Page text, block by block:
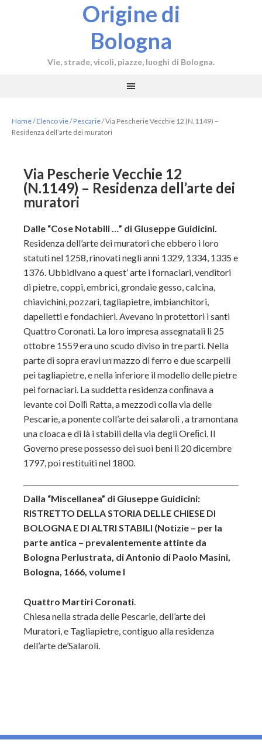
Origine di
Bologna
Vie, strade, vicoli, piazze, luoghi di Bologna.
Home/Elenco vie/Pescarie/Via Pescherie Vecchie 12 (N.1149) –
Residenza dell’arte dei muratori
Via Pescherie Vecchie 12
(N.1149) – Residenza dell’arte dei
muratori
Dalle “Cose Notabili …” di Giuseppe Guidicini.
Residenza dell’arte dei muratori che ebbero i loro
statuti nel 1258, rinovati negli anni 1329, 1334, 1335 e
1376. Ubbidlvano a quest’ arte i fornaciari, venditori
di pietre, coppi, embrici, grondaie gesso, calcina,
chiavichini, pozzari, tagliapietre, imbianchitori,
dapelletti e fondachieri. Avevano in protettori i santi
Quattro Coronati. La loro impresa assegnatali li 25
ottobre 1559 era uno scudo diviso in tre parti. Nella
parte di sopra eravi un mazzo di ferro e due scarpelli
pei tagliapietre, e nella inferiore il modello delle pietre
pei fornaciari. La suddetta residenza conﬁnava a
levante coi Dolﬁ Ratta, a mezzodì colla via delle
Pescarie, a ponente coll’arte dei salaroli , a tramontana
una cloaca e di là i stabili della via degli Oreﬁci. Il
Governo prese possesso dei suoi beni li 20 dicembre
1797, poi restituiti nel 1800.
Dalla “Miscellanea” di Giuseppe Guidicini:
RISTRETTO DELLA STORIA DELLE CHIESE DI
BOLOGNA E DI ALTRI STABILI (Notizie – per la
parte antica – prevalentemente attinte da
Bologna Perlustrata, di Antonio di Paolo Masini,
Bologna, 1666, volume I
Quattro Martiri Coronati.
Chiesa nella strada delle Pescarie, dell’arte dei
Muratori, e Tagliapietre, contiguo alla residenza
dell’arte de’Salaroli.